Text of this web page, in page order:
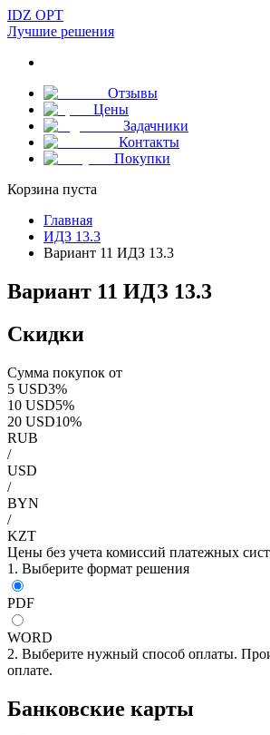
IDZ OPT
Лучшие решения
Отзывы
Цены
Задачники
Контакты
Покупки
Корзина пуста
Главная
ИДЗ 13.3
Вариант 11 ИДЗ 13.3
Вариант 11 ИДЗ 13.3
Скидки
Сумма покупок от
5 USD3%
10 USD5%
20 USD10%
RUB
/
USD
/
BYN
/
KZT
Цены без учета комиссий платежных
1. Выберите формат решения
PDF
WORD
2. Выберите нужный способ оплаты.
оплате.
Банковские карты